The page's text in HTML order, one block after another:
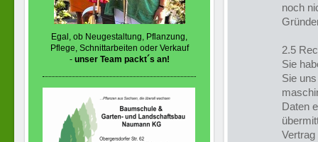
noch
2.5
Sie
Sie
Daten
Egal, ob Neugestaltung, Pflanzung,
Pflege, Schnittarbeiten oder Verkauf
- unser Team packt´s an!